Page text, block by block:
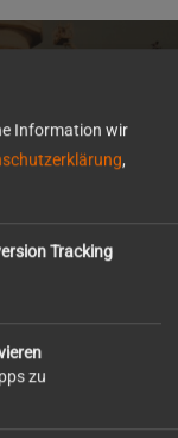
Information wir
,
Tracking
zu